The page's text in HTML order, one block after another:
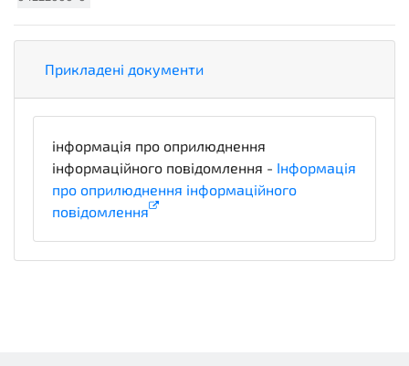
Прикладені документи
інформація про оприлюднення
інформаційного повідомлення - Інформація
про оприлюднення інформаційного
повідомлення